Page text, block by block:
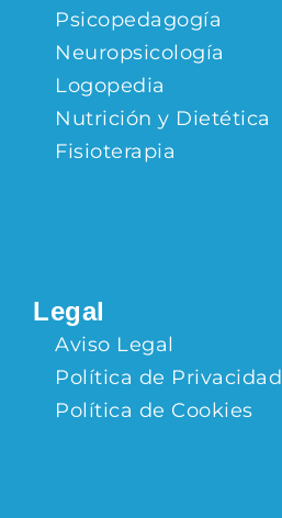
Psicopedagogía
Neuropsicología
Logopedia
Nutrición y Dietética
Fisioterapia
Legal
Aviso Legal
Política de Privacidad
Política de Cookies